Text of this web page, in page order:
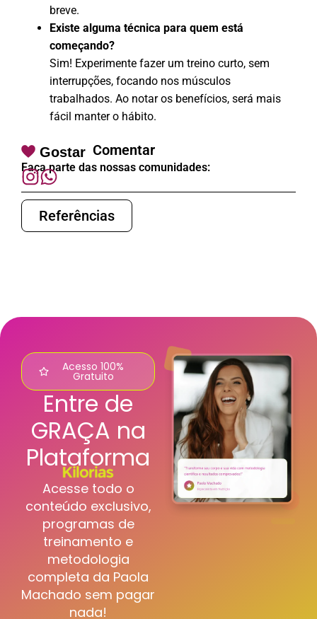
breve.
Existe alguma técnica para quem está
começando?
Sim! Experimente fazer um treino curto, sem
interrupções, focando nos músculos
trabalhados. Ao notar os benefícios, será mais
fácil manter o hábito.
Gostar Comentar
Faça parte das nossas comunidades:
Referências
Acesso 100%
Gratuito
Entre de
GRAÇA na
Plataforma
Acesse todo o
conteúdo exclusivo,
programas de
treinamento e
metodologia
completa da Paola
Machado sem pagar
nada!